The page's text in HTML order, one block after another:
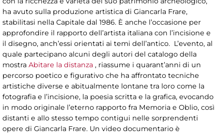
ha avuto sulla produzione artistica di Giancarla Frare,
stabilitasi nella Capitale dal 1986. È anche l’occasione per
approfondire il rapporto dell’artista italiana con l’incisione e
il disegno, anch’essi orientati ai temi dell’antico. L’evento, al
quale partecipano alcuni degli autori del catalogo della
mostra Abitare la distanza , riassume i quarant’anni di un
percorso poetico e figurativo che ha affrontato tecniche
artistiche diverse e abitualmente lontane tra loro come la
fotografia e l’incisione, la poesia scritta e la grafica, evocando
in modo originale l’eterno rapporto fra Memoria e Oblio, così
distanti e allo stesso tempo contigui nelle sorprendenti
opere di Giancarla Frare. Un video documentario è